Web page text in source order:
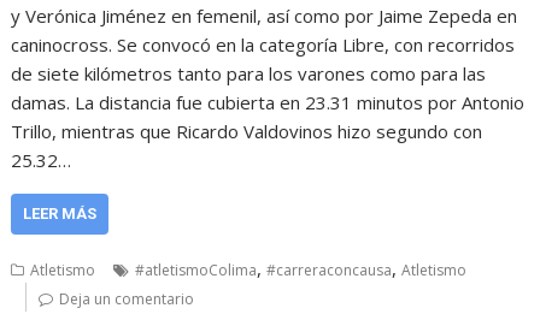
y Verónica Jiménez en femenil, así como por Jaime Zepeda en
caninocross. Se convocó en la categoría Libre, con recorridos
de siete kilómetros tanto para los varones como para las
damas. La distancia fue cubierta en 23.31 minutos por Antonio
Trillo, mientras que Ricardo Valdovinos hizo segundo con
25.32…
LEER MÁS
Atletismo #atletismoColima,#carreraconcausa,Atletismo
Deja un comentario